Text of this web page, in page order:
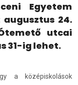
Egyetem
24.
utcai
31-ig lehet.
a középiskolások